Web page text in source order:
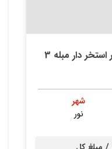
خرید ویلا دوبلکس 350 متر استخر دار مبله 3
شهر
نور